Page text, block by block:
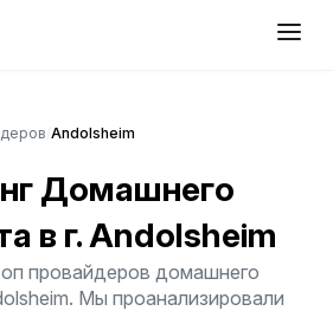
Andolsheim
Домашнего
в г. Andolsheim
провайдеров домашнего
Мы проанализировали